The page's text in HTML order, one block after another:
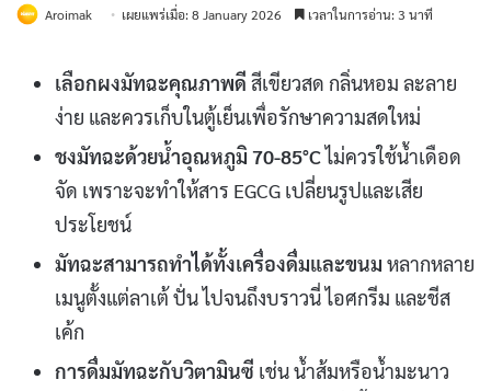
Aroimak เผยแพร่เมื่อ: 8 January 2026 เวลาในการอ่าน: 3 นาที
เลือกผงมัทฉะคุณภาพดี สีเขียวสด กลิ่นหอม ละลาย
ง่าย และควรเก็บในตู้เย็นเพื่อรักษาความสดใหม่
ชงมัทฉะด้วยน้ำอุณหภูมิ 70-85°Cไม่ควรใช้น้ำเดือด
จัด เพราะจะทำให้สาร EGCG เปลี่ยนรูปและเสีย
ประโยชน์
มัทฉะสามารถทำได้ทั้งเครื่องดื่มและขนม หลากหลาย
เมนูตั้งแต่ลาเต้ ปั่น ไปจนถึงบราวนี่ ไอศกรีม และชีส
เค้ก
การดื่มมัทฉะกับวิตามินซี เช่น น้ำส้มหรือน้ำมะนาว